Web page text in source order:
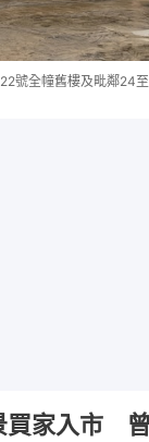
號全幢舊樓及毗鄰24至
買家入市